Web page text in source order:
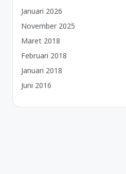
Januari 2026
November 2025
Maret 2018
Februari 2018
Januari 2018
Juni 2016